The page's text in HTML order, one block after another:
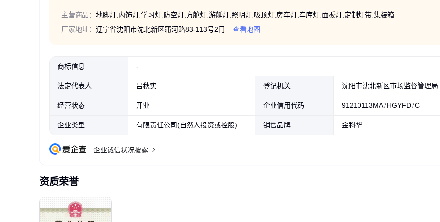
主营商品：
厂家地址： 辽宁省沈阳市沈北新区蒲河路83-113号2门 查看地图
商标信息 -
法定代表人 吕秋实 登记机关 沈阳市沈北新区市场监督管理局
经营状态 开业 企业信用代码 91210113MA7HGYFD7C
企业类型 有限责任公司(自然人投资或控股) 销售品牌 金科华
企业诚信状况披露
资质荣誉